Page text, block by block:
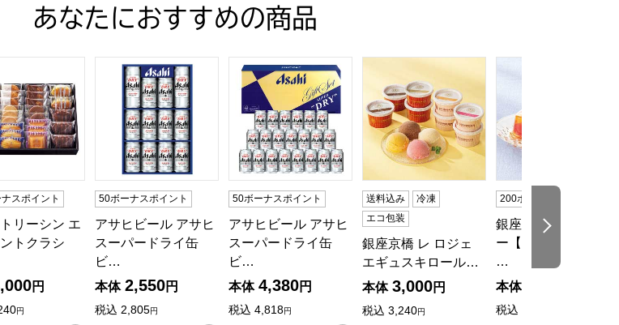
あなたにおすすめの商品
「饗宴」(きょうえん)【4〜5人前・77品目】【イオンのおせち】
トリーシン エクセレントクラシック30【夏の贈りもの・お中元】[EX-C30]
スポイント
リーシン エ
トクラシ
円
円
アサヒビール アサヒスーパードライ缶ビールセット【夏の贈りもの・お中元】[AS-3N]
50ボーナスポイント
アサヒビール アサヒ
スーパードライ缶
ビ…
本体 2,550円
税込 2,805円
アサヒビール アサヒスーパードライ缶ビールセット【夏の贈りも
50ボーナスポイント
アサヒビール アサヒ
スーパードライ缶
ビ…
本体 4,380円
税込 4,818円
銀座京橋 レ ロジェ エギュスキロール ア
送料込み
冷凍
エコ包装
銀座京橋 レ ロジェ
エギュスキロール…
本体 3,000円
税込 3,240円
200ボーナスポイント
銀座千疋屋 銀座ゼリ
ー【夏の贈りもの・
…
本体
税込
次の商品
ができます。